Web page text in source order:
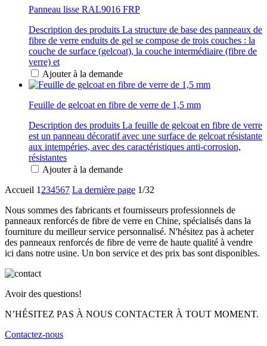
Panneau lisse RAL9016 FRP
Description des produits La structure de base des panneaux de
fibre de verre enduits de gel se compose de trois couches : la
couche de surface (gelcoat), la couche intermédiaire (fibre de
verre) et
Ajouter à la demande
Feuille de gelcoat en fibre de verre de 1,5 mm
Description des produits La feuille de gelcoat en fibre de verre
est un panneau décoratif avec une surface de gelcoat résistante
aux intempéries, avec des caractéristiques anti-corrosion,
résistantes
Ajouter à la demande
Accueil 1 234567 La dernière page 1/32
Nous sommes des fabricants et fournisseurs professionnels de
panneaux renforcés de fibre de verre en Chine, spécialisés dans la
fourniture du meilleur service personnalisé. N'hésitez pas à acheter
des panneaux renforcés de fibre de verre de haute qualité à vendre
ici dans notre usine. Un bon service et des prix bas sont disponibles.
Avoir des questions!
N’HÉSITEZ PAS À NOUS CONTACTER À TOUT MOMENT.
Contactez-nous